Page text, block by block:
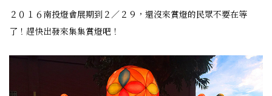
２０１６南投燈會展期到２／２９，還沒來賞燈的民眾不要在等
了！趕快出發來集集賞燈吧！